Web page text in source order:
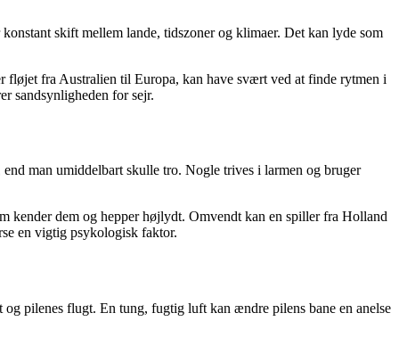
skift mellem lande, tidszoner og klimaer. Det kan lyde som
fløjet fra Australien til Europa, kan have svært ved at finde rytmen i
sandsynligheden for sejr.
man umiddelbart skulle tro. Nogle trives i larmen og bruger
kender dem og hepper højlydt. Omvendt kan en spiller fra Holland
en vigtig psykologisk faktor.
pilenes flugt. En tung, fugtig luft kan ændre pilens bane en anelse